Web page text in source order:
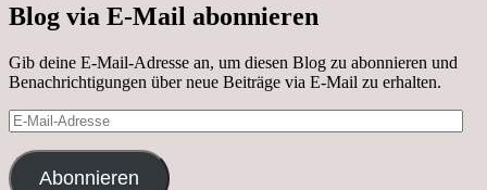
Blog via E-Mail abonnieren
Gib deine E-Mail-Adresse an, um diesen Blog zu abonnieren und
Benachrichtigungen über neue Beiträge via E-Mail zu erhalten.
E-
Mail-
Adresse
Abonnieren